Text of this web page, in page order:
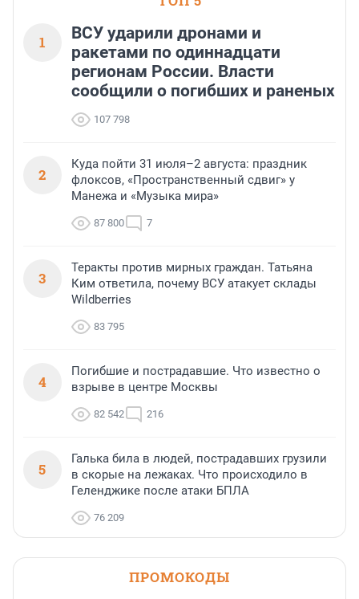
1
ВСУ ударили дронами и
ракетами по одиннадцати
регионам России. Власти
сообщили о погибших и раненых
107 798
2
Куда пойти 31 июля–2 августа: праздник
флоксов, «Пространственный сдвиг» у
Манежа и «Музыка мира»
87 800 7
3
Теракты против мирных граждан. Татьяна
Ким ответила, почему ВСУ атакует склады
Wildberries
83 795
4
Погибшие и пострадавшие. Что известно о
взрыве в центре Москвы
82 542 216
5
Галька била в людей, пострадавших грузили
в скорые на лежаках. Что происходило в
Геленджике после атаки БПЛА
76 209
ПРОМОКОДЫ